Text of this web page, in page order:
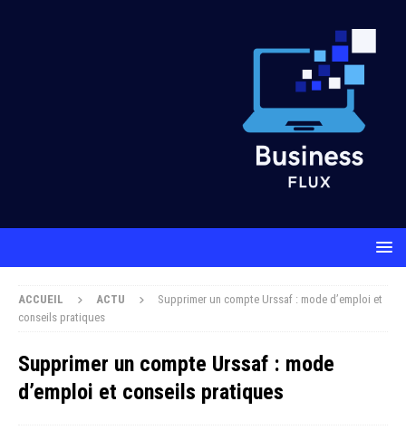
ACCUEIL ACTU
Supprimer un compte Urssaf : mode d’emploi et
conseils pratiques
Supprimer un compte Urssaf : mode
d’emploi et conseils pratiques